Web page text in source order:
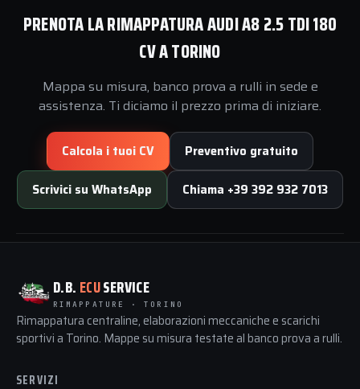
PRENOTA LA RIMAPPATURA AUDI A8 2.5 TDI 180
CV A TORINO
Mappa su misura, banco prova a rulli in sede e
assistenza. Ti diciamo il prezzo prima di iniziare.
Calcola i tuoi CV Preventivo gratuito
Scrivici su WhatsApp Chiama +39 392 932 7013
D.B. ECUSERVICE
RIMAPPATURE · TORINO
Rimappatura centraline, elaborazioni meccaniche e scarichi
sportivi a Torino. Mappe su misura testate al banco prova a rulli.
SERVIZI